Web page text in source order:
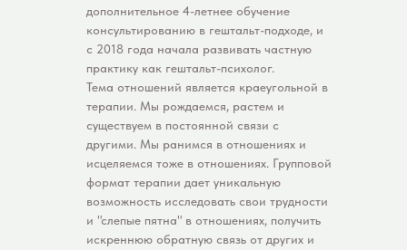
дополнительное 4-летнее обучение
консультированию в гештальт-подходе, и
с 2018 года начала развивать частную
практику как гештальт-психолог.
Тема отношений является краеугольной в
терапии. Мы рождаемся, растем и
существуем в постоянной связи с
другими. Мы ранимся в отношениях и
исцеляемся тоже в отношениях. Групповой
формат терапии дает уникальную
возможность исследовать свои трудности
и "слепые пятна" в отношениях, получить
искреннюю обратную связь от других и